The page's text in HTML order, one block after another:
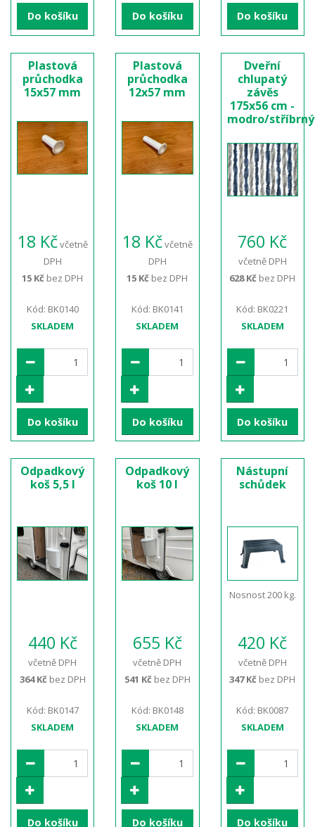
Do košíku Do košíku Do košíku
Plastová
průchodka
15x57 mm
18 Kčvčetně
DPH
15 Kč bez DPH
Kód: BK0140
SKLADEM
Do košíku
Plastová
průchodka
12x57 mm
18 Kčvčetně
DPH
15 Kč bez DPH
Kód: BK0141
SKLADEM
Do košíku
Dveřní
chlupatý
závěs
175x56 cm -
modro/stříbrný
760 Kč
včetně DPH
628 Kč bez DPH
Kód: BK0221
SKLADEM
Do košíku
Odpadkový
koš 5,5 l
440 Kč
včetně DPH
364 Kčbez DPH
Kód: BK0147
SKLADEM
Do košíku
Odpadkový
koš 10 l
655 Kč
včetně DPH
541 Kčbez DPH
Kód: BK0148
SKLADEM
Do košíku
Nástupní
schůdek
Nosnost 200 kg.
420 Kč
včetně DPH
347 Kč bez DPH
Kód: BK0087
SKLADEM
Do košíku